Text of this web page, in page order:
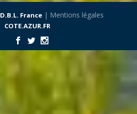
D.B.L. France| Mentions légales
COTE.AZUR.FR